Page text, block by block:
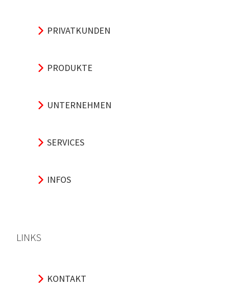
PRIVATKUNDEN
PRODUKTE
UNTERNEHMEN
SERVICES
INFOS
LINKS
KONTAKT